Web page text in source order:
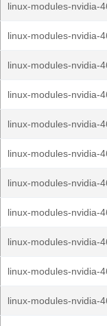
linux-modules-nvidia-
linux-modules-nvidia-
linux-modules-nvidia-
linux-modules-nvidia-
linux-modules-nvidia-
linux-modules-nvidia-
linux-modules-nvidia-
linux-modules-nvidia-
linux-modules-nvidia-
linux-modules-nvidia-
linux-modules-nvidia-